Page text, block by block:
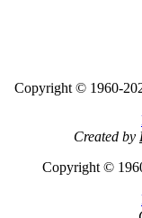
Copyright © 1960-
Created by
Copyright ©